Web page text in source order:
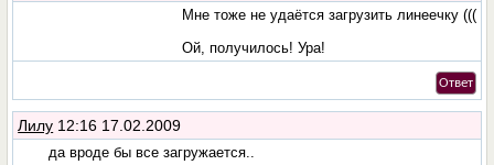
Мне тоже не удаётся загрузить линеечку (((
Ой, получилось! Ура!
Ответ
Лилу 12:16 17.02.2009
да вроде бы все загружается..